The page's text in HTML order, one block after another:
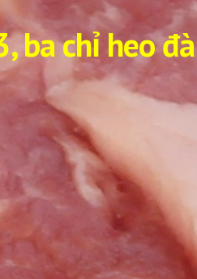
ba chỉ heo đà